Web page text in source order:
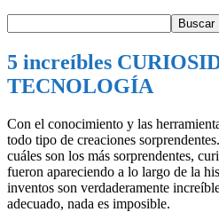
5 increíbles
TECNOLOGÍA
Con el conocimiento y las
todo tipo de creaciones
cuáles son los más sorprendentes,
fueron apareciendo a lo largo de la
inventos son verdaderamente
adecuado, nada es imposible.